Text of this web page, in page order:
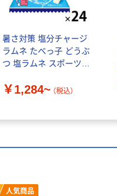
暑さ対策 塩分チャージ
ラムネ たべっ子 どうぶ
つ 塩ラムネ スポーツド
￥1,284~ （税込）
人気商品